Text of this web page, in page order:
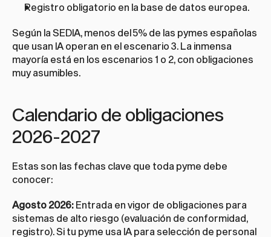
Registro obligatorio en la base de datos europea.
Según la SEDIA, menos del 5% de las pymes españolas
que usan IA operan en el escenario 3. La inmensa
mayoría está en los escenarios 1 o 2, con obligaciones
muy asumibles.
Calendario de obligaciones
2026-2027
Estas son las fechas clave que toda pyme debe
conocer:
Agosto 2026: Entrada en vigor de obligaciones para
sistemas de alto riesgo (evaluación de conformidad,
registro). Si tu pyme usa IA para selección de personal